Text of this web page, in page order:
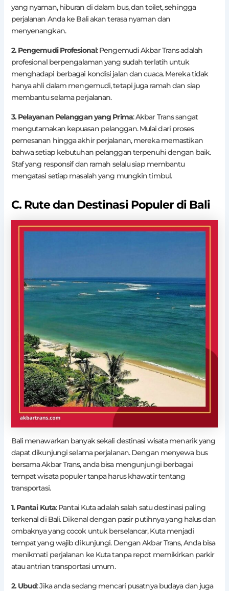
yang nyaman, hiburan di dalam bus, dan toilet, sehingga
perjalanan Anda ke Bali akan terasa nyaman dan
menyenangkan.
2. Pengemudi Profesional: Pengemudi Akbar Trans adalah
profesional berpengalaman yang sudah terlatih untuk
menghadapi berbagai kondisi jalan dan cuaca. Mereka tidak
hanya ahli dalam mengemudi, tetapi juga ramah dan siap
membantu selama perjalanan.
3. Pelayanan Pelanggan yang Prima: Akbar Trans sangat
mengutamakan kepuasan pelanggan. Mulai dari proses
pemesanan hingga akhir perjalanan, mereka memastikan
bahwa setiap kebutuhan pelanggan terpenuhi dengan baik.
Staf yang responsif dan ramah selalu siap membantu
mengatasi setiap masalah yang mungkin timbul.
C. Rute dan Destinasi Populer di Bali
Bali menawarkan banyak sekali destinasi wisata menarik yang
dapat dikunjungi selama perjalanan. Dengan menyewa bus
bersama Akbar Trans, anda bisa mengunjungi berbagai
tempat wisata populer tanpa harus khawatir tentang
transportasi.
1. Pantai Kuta: Pantai Kuta adalah salah satu destinasi paling
terkenal di Bali. Dikenal dengan pasir putihnya yang halus dan
ombaknya yang cocok untuk berselancar, Kuta menjadi
tempat yang wajib dikunjungi. Dengan Akbar Trans, Anda bisa
menikmati perjalanan ke Kuta tanpa repot memikirkan parkir
atau antrian transportasi umum.
2. Ubud: Jika anda sedang mencari pusatnya budaya dan juga